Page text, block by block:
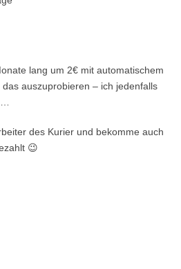
lang um 2€ mit automatischem
auszuprobieren – ich jedenfalls
des Kurier und bekomme auch
😉